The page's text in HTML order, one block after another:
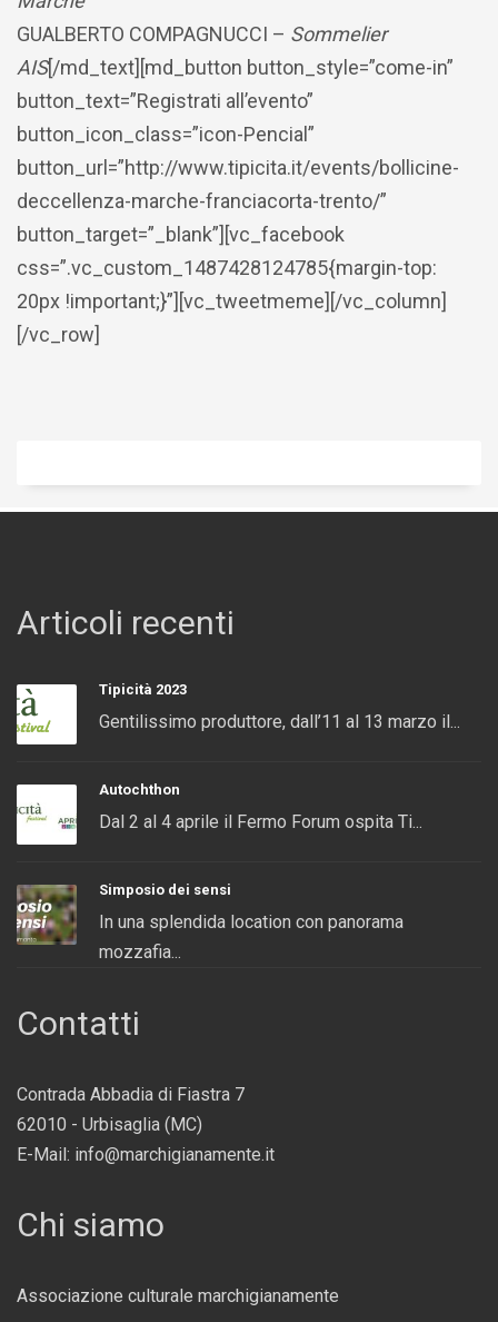
GUALBERTO COMPAGNUCCI – Sommelier
AIS[/md_text][md_button button_style=”come-in”
button_text=”Registrati all’evento”
button_icon_class=”icon-Pencial”
button_url=”http://www.tipicita.it/events/bollicine-
deccellenza-marche-franciacorta-trento/”
button_target=”_blank”][vc_facebook
css=”.vc_custom_1487428124785{margin-top:
20px !important;}”][vc_tweetmeme][/vc_column]
[/vc_row]
Articoli recenti
Tipicità 2023
Gentilissimo produttore, dall’11 al 13 marzo il...
Autochthon
Dal 2 al 4 aprile il Fermo Forum ospita Ti...
Simposio dei sensi
In una splendida location con panorama
mozzafia...
Contatti
Contrada Abbadia di Fiastra 7
62010 - Urbisaglia (MC)
E-Mail: info@marchigianamente.it
Chi siamo
Associazione culturale marchigianamente